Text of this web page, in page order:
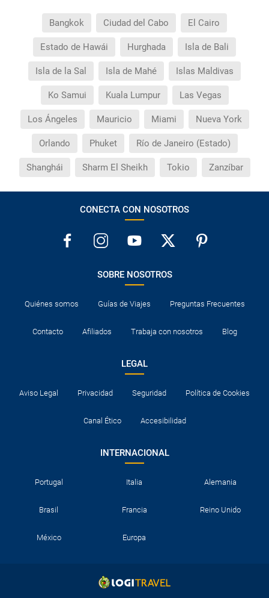
Bangkok Ciudad del Cabo El Cairo
Estado de Hawái Hurghada Isla de Bali
Isla de la Sal Isla de Mahé Islas Maldivas
Ko Samui Kuala Lumpur Las Vegas
Los Ángeles Mauricio Miami Nueva York
Orlando Phuket Río de Janeiro (Estado)
Shanghái Sharm El Sheikh Tokio Zanzíbar
CONECTA CON NOSOTROS
SOBRE NOSOTROS
Quiénes somos Guías de Viajes Preguntas Frecuentes
Contacto Afiliados Trabaja con nosotros Blog
LEGAL
Aviso Legal Privacidad Seguridad Política de Cookies
Canal Ético Accesibilidad
INTERNACIONAL
Portugal Italia Alemania
Brasil Francia Reino Unido
México Europa